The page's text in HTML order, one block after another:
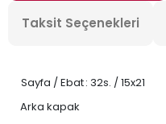
Taksit Seçenekleri
Sayfa / Ebat: 32s. / 15x21
Arka kapak